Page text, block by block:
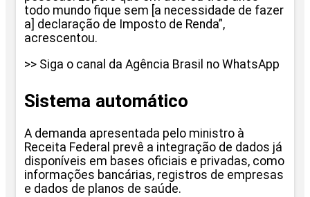
todo mundo fique sem [a necessidade de fazer
a] declaração de Imposto de Renda”,
acrescentou.
>> Siga o canal da Agência Brasil no WhatsApp
Sistema automático
A demanda apresentada pelo ministro à
Receita Federal prevê a integração de dados já
disponíveis em bases oficiais e privadas, como
informações bancárias, registros de empresas
e dados de planos de saúde.